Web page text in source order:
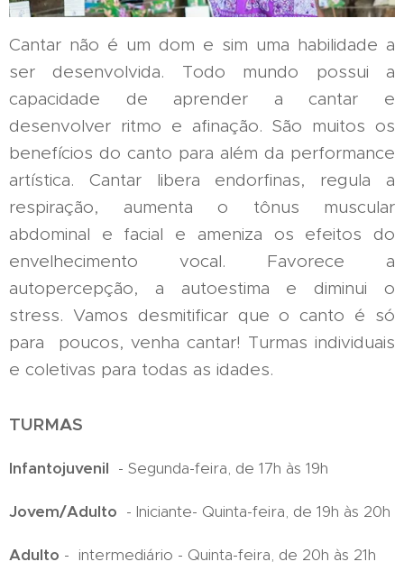
Cantar não é um dom e sim uma habilidade a
ser desenvolvida. Todo mundo possui a
capacidade de aprender a cantar e
desenvolver ritmo e afinação. São muitos os
benefícios do canto para além da performance
artística. Cantar libera endorfinas, regula a
respiração, aumenta o tônus muscular
abdominal e facial e ameniza os efeitos do
envelhecimento vocal. Favorece a
autopercepção, a autoestima e diminui o
stress. Vamos desmitificar que o canto é só
para poucos, venha cantar! Turmas individuais
e coletivas para todas as idades.
TURMAS
Infantojuvenil - Segunda-feira, de 17h às 19h
Jovem/Adulto - Iniciante- Quinta-feira, de 19h às 20h
Adulto - intermediário - Quinta-feira, de 20h às 21h